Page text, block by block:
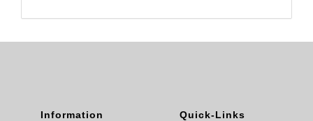
Information Quick-Links